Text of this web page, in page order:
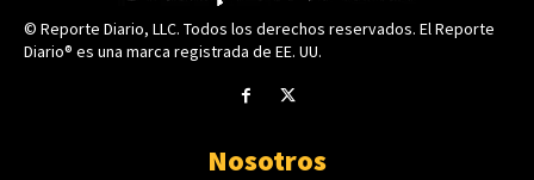
© Reporte Diario, LLC. Todos los derechos reservados. El Reporte
Diario® es una marca registrada de EE. UU.
Nosotros